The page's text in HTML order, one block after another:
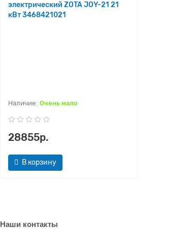
электрический ZOTA JOY-21 21
кВт 3468421021
Очень мало
28855р.
В корзину
Наши контакты